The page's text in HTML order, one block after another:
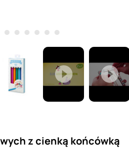
z cienką końcówką